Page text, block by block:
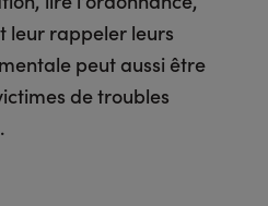
leur rappeler leurs
peut aussi être
de troubles